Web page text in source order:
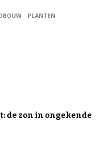
PLANTEN
de zon in ongekende